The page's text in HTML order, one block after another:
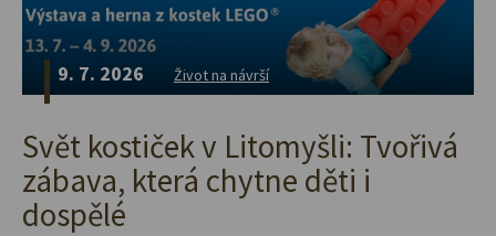
9. 7. 2026 Život na návrší
Svět kostiček v Litomyšli: Tvořivá
zábava, která chytne děti i
dospělé